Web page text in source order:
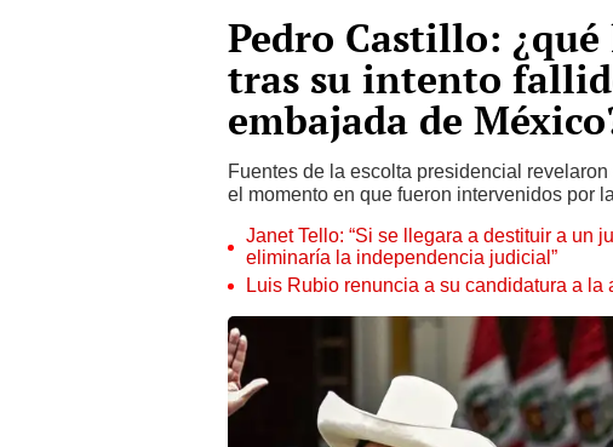
Pedro Castillo:
tras su intento
embajada de
Fuentes de la escolta presidencial
el momento en que fueron intervenidos por
Janet Tello: “Si se llegara a destituir a un
eliminaría la independencia judicial”
Luis Rubio renuncia a su candidatura a